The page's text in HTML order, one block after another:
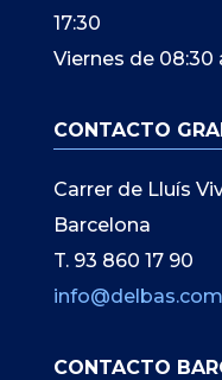
17:30
Viernes de 08:30
CONTACTO
Carrer de Lluís
Barcelona
T. 93 860 17 90
info@delbas.com
CONTACTO